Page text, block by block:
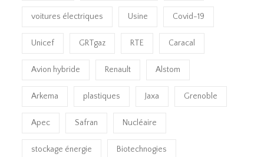
voitures électriques Usine Covid-19
Unicef GRTgaz RTE Caracal
Avion hybride Renault Alstom
Arkema plastiques Jaxa Grenoble
Apec Safran Nucléaire
stockage énergie Biotechnogies